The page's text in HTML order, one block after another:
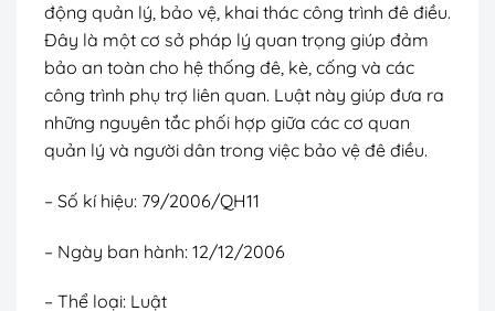
động quản lý, bảo vệ, khai thác công trình đê điều.
Đây là một cơ sở pháp lý quan trọng giúp đảm
bảo an toàn cho hệ thống đê, kè, cống và các
công trình phụ trợ liên quan. Luật này giúp đưa ra
những nguyên tắc phối hợp giữa các cơ quan
quản lý và người dân trong việc bảo vệ đê điều.
– Số kí hiệu: 79/2006/QH11
– Ngày ban hành: 12/12/2006
– Thể loại: Luật